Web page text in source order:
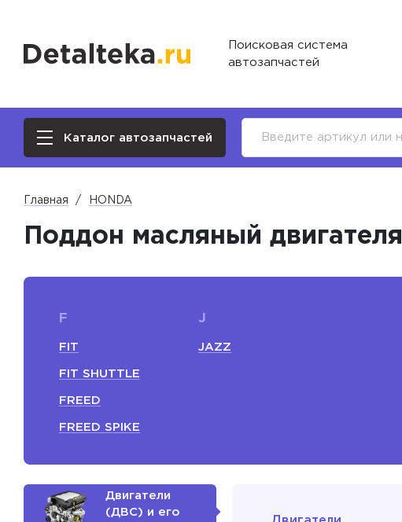
Поисковая система
автозапчастей
Каталог автозапчастей
Главная HONDA
Поддон масляный двигателя
F
FIT
FIT SHUTTLE
FREED
FREED SPIKE
J
JAZZ
Двигатели
(ДВС) и его